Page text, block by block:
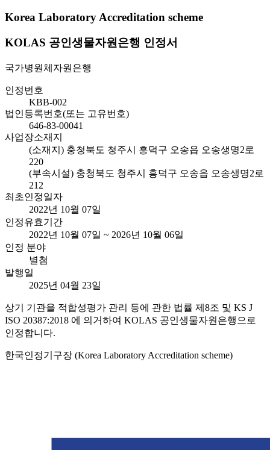
Korea Laboratory Accreditation scheme
KOLAS 공인생물자원은행 인정서
국가병원체자원은행
인정번호
KBB-002
법인등록번호(또는 고유번호)
646-83-00041
사업장소재지
(소재지) 충청북도 청주시 흥덕구 오송읍 오송생명2로
220
(부속시설) 충청북도 청주시 흥덕구 오송읍 오송생명2로
212
최초인정일자
2022년 10월 07일
인정유효기간
2022년 10월 07일 ~ 2026년 10월 06일
인정 분야
별첨
발행일
2025년 04월 23일
상기 기관을 적합성평가 관리 등에 관한 법률 제8조 및 KS J
ISO 20387:2018 에 의거하여 KOLAS 공인생물자원은행으로
인정합니다.
한국인정기구장 (Korea Laboratory Accreditation scheme)